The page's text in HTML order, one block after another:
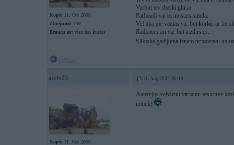
Kopš: 11. Oct 2006
Ziņojumi: 749
Braucu ar: visu kas kustas
Varbut tev daciki gluko.
Parbaudi vai termostats strada.
Vel itka pie vainas var but korkis ar ko
Radiators ari var but aizdirsies.
Sliktaka gadijuma iznem termostatu un
aicis25 11. Aug 2007, 00:10
Kopš: 11. Oct 2006
Atcerejos velvienu variantu-atskruve
notiek)